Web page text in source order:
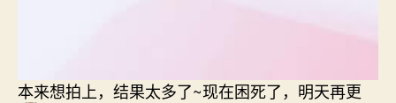
本来想拍上，结果太多了~现在困死了，明天再更